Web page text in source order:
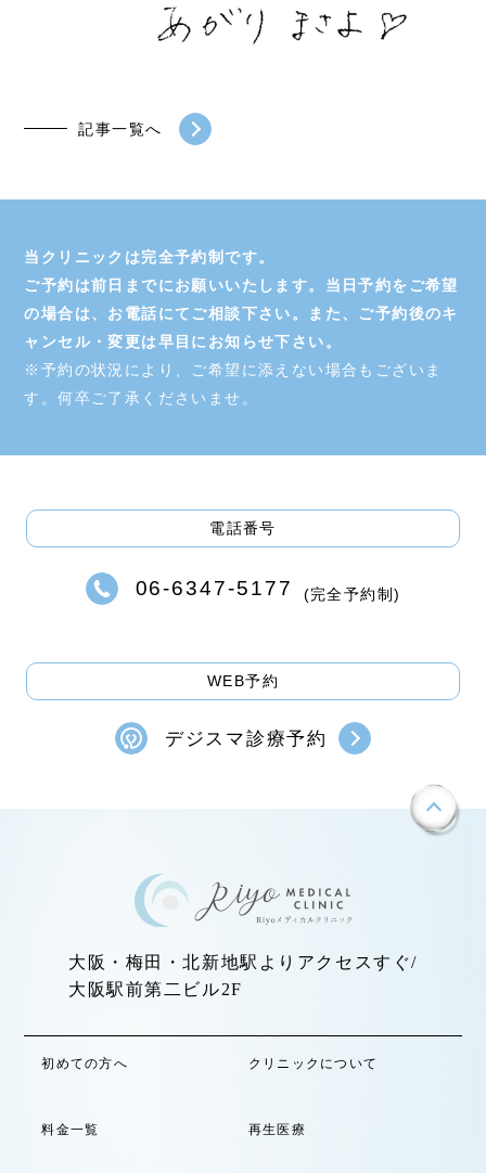
記事一覧へ
当クリニックは完全予約制です。
ご予約は前日までにお願いいたします。当日予約をご希望
の場合は、お電話にてご相談下さい。また、ご予約後のキ
ャンセル・変更は早目にお知らせ下さい。
※予約の状況により、ご希望に添えない場合もございま
す。何卒ご了承くださいませ。
電話番号
06-6347-5177 (完全予約制)
WEB予約
デジスマ診療予約
大阪・梅田・北新地駅よりアクセスすぐ/
大阪駅前第二ビル2F
初めての方へ クリニックについて
料金一覧 再生医療